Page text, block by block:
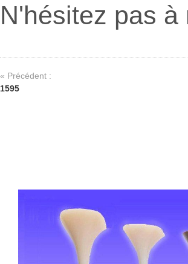
N'hésitez pas
« Précédent :
1595